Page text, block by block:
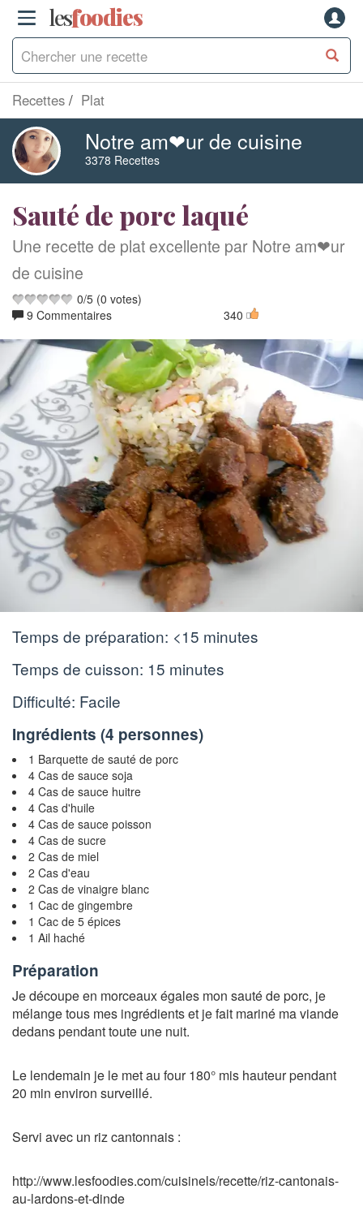
lesfoodies
Recettes Plat
Notre am❤ur de cuisine
3378 Recettes
Sauté de porc laqué
Une recette de plat excellente par Notre am❤ur
de cuisine
0/5 (0 votes)
9 Commentaires
340
Temps de préparation: <15 minutes
Temps de cuisson: 15 minutes
Difficulté: Facile
Ingrédients (4 personnes)
1 Barquette de sauté de porc
4 Cas de sauce soja
4 Cas de sauce huitre
4 Cas d'huile
4 Cas de sauce poisson
4 Cas de sucre
2 Cas de miel
2 Cas d'eau
2 Cas de vinaigre blanc
1 Cac de gingembre
1 Cac de 5 épices
1 Ail haché
Préparation
Je découpe en morceaux égales mon sauté de porc, je
mélange tous mes ingrédients et je fait mariné ma viande
dedans pendant toute une nuit.
Le lendemain je le met au four 180° mis hauteur pendant
20 min environ surveillé.
Servi avec un riz cantonnais :
http://www.lesfoodies.com/cuisinels/recette/riz-cantonais-
au-lardons-et-dinde